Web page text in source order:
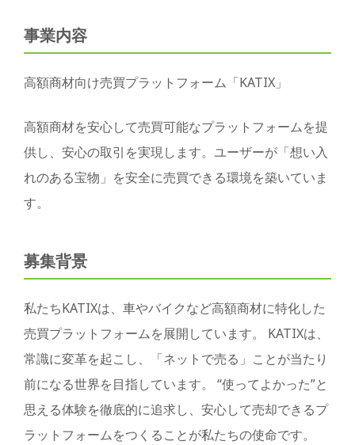
事業内容
高額商材向け売買プラットフォーム「KATIX」
高額商材を安心して売買可能なプラットフォームを提
供し、安心の取引を実現します。ユーザーが「想い入
れのある宝物」を安全に売買できる環境を築いていま
す。
募集背景
私たちKATIXは、車やバイクなど高額商材に特化した
売買プラットフォームを展開しています。 KATIXは、
常識に変革を起こし、「ネットで売る」ことが当たり
前になる世界を目指しています。 “使ってよかった”と
思える体験を徹底的に追求し、安心して売却できるプ
ラットフォームをつくることが私たちの使命です。